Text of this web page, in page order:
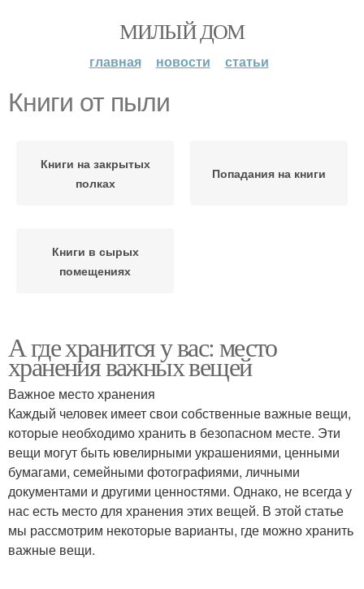
МИЛЫЙ ДОМ
главная новости статьи
Книги от пыли
Книги на закрытых
полках
Попадания на книги
Книги в сырых
помещениях
А где хранится у вас: место
хранения важных вещей
Важное место хранения
Каждый человек имеет свои собственные важные вещи,
которые необходимо хранить в безопасном месте. Эти
вещи могут быть ювелирными украшениями, ценными
бумагами, семейными фотографиями, личными
документами и другими ценностями. Однако, не всегда у
нас есть место для хранения этих вещей. В этой статье
мы рассмотрим некоторые варианты, где можно хранить
важные вещи.